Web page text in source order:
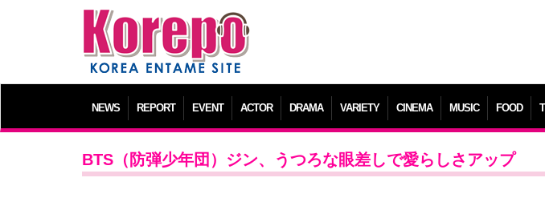
NEWS REPORT EVENT ACTOR DRAMA VARIETY CINEMA MUSIC FOOD
BTS（防弾少年団）ジン、うつろな眼差しで愛らしさアップ